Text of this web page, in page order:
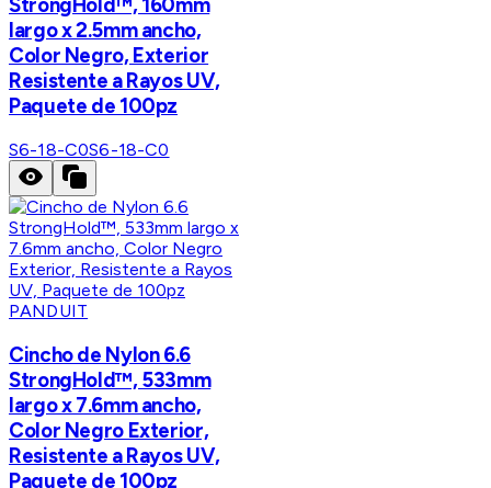
StrongHold™, 160mm
largo x 2.5mm ancho,
Color Negro, Exterior
Resistente a Rayos UV,
Paquete de 100pz
S6-18-C0S6-18-C0
PANDUIT
Cincho de Nylon 6.6
StrongHold™, 533mm
largo x 7.6mm ancho,
Color Negro Exterior,
Resistente a Rayos UV,
Paquete de 100pz